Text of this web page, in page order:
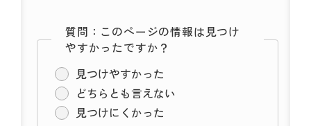
質問：このページの情報は見つけ
やすかったですか？
見つけやすかった
どちらとも言えない
見つけにくかった